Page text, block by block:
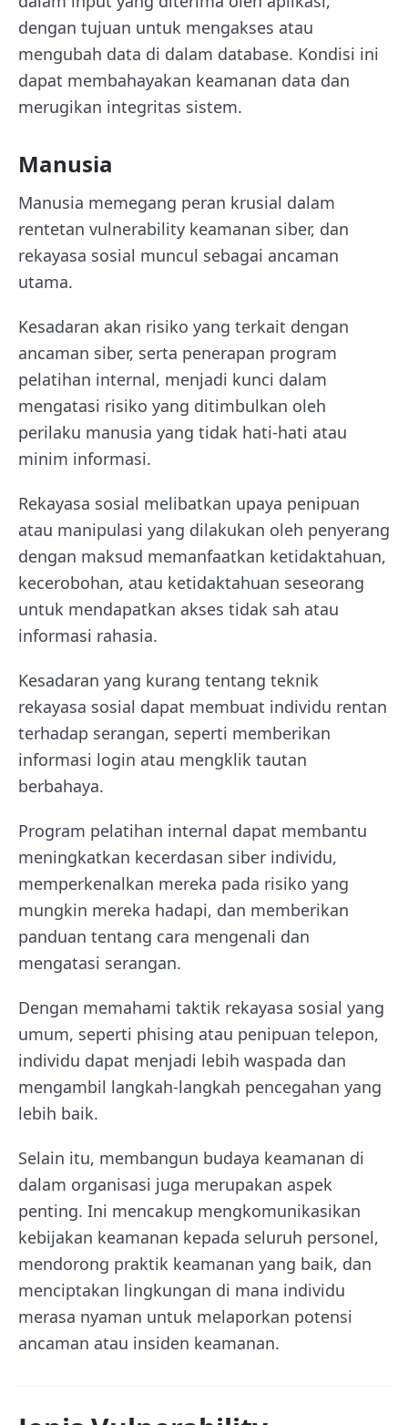
dengan tujuan untuk mengakses atau
mengubah data di dalam database. Kondisi ini
dapat membahayakan keamanan data dan
merugikan integritas sistem.
Manusia
Manusia memegang peran krusial dalam
rentetan vulnerability keamanan siber, dan
rekayasa sosial muncul sebagai ancaman
utama.
Kesadaran akan risiko yang terkait dengan
ancaman siber, serta penerapan program
pelatihan internal, menjadi kunci dalam
mengatasi risiko yang ditimbulkan oleh
perilaku manusia yang tidak hati-hati atau
minim informasi.
Rekayasa sosial melibatkan upaya penipuan
atau manipulasi yang dilakukan oleh penyerang
dengan maksud memanfaatkan ketidaktahuan,
kecerobohan, atau ketidaktahuan seseorang
untuk mendapatkan akses tidak sah atau
informasi rahasia.
Kesadaran yang kurang tentang teknik
rekayasa sosial dapat membuat individu rentan
terhadap serangan, seperti memberikan
informasi login atau mengklik tautan
berbahaya.
Program pelatihan internal dapat membantu
meningkatkan kecerdasan siber individu,
memperkenalkan mereka pada risiko yang
mungkin mereka hadapi, dan memberikan
panduan tentang cara mengenali dan
mengatasi serangan.
Dengan memahami taktik rekayasa sosial yang
umum, seperti phising atau penipuan telepon,
individu dapat menjadi lebih waspada dan
mengambil langkah-langkah pencegahan yang
lebih baik.
Selain itu, membangun budaya keamanan di
dalam organisasi juga merupakan aspek
penting. Ini mencakup mengkomunikasikan
kebijakan keamanan kepada seluruh personel,
mendorong praktik keamanan yang baik, dan
menciptakan lingkungan di mana individu
merasa nyaman untuk melaporkan potensi
ancaman atau insiden keamanan.